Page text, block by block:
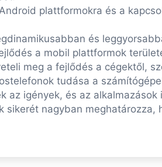
plattformokra és a
és
a mobil plattformok
meg a fejlődés a cégektől,
tudása a
igények, és az
nagyban meghatározza,